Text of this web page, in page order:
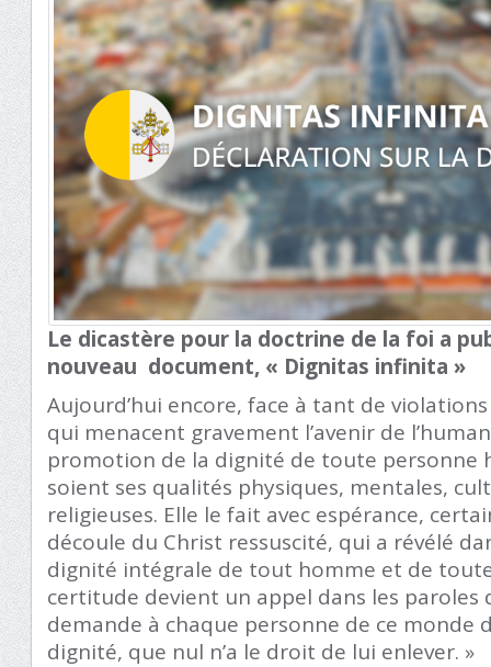
Le dicastère pour la doctrine de la foi a
nouveau document, « Dignitas infinita »
Aujourd’hui encore, face à tant de
qui menacent gravement l’avenir de
promotion de la dignité de toute personne
soient ses qualités physiques, mentales,
religieuses. Elle le fait avec espérance,
découle du Christ ressuscité, qui a révélé
dignité intégrale de tout homme et de
certitude devient un appel dans les paroles
demande à chaque personne de ce monde
dignité, que nul n’a le droit de lui enlever. »